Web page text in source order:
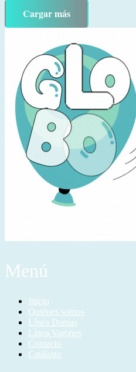
Cargar más
Menú
Inicio
Quiénes somos
Línea Damas
Línea Varones
Contacto
Catálogo